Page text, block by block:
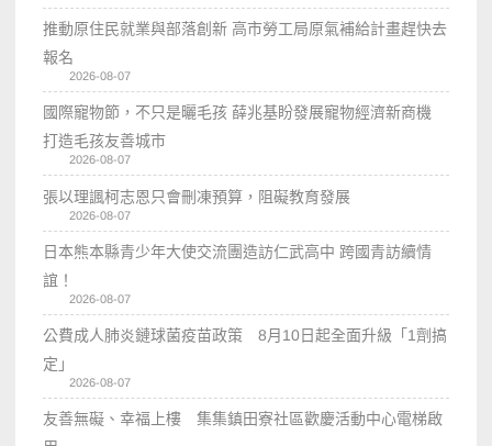
推動原住民就業與部落創新 高市勞工局原氣補給計畫趕快去
報名
2026-08-07
國際寵物節，不只是曬毛孩 薛兆基盼發展寵物經濟新商機
打造毛孩友善城市
2026-08-07
張以理諷柯志恩只會刪凍預算，阻礙教育發展
2026-08-07
日本熊本縣青少年大使交流團造訪仁武高中 跨國青訪續情
誼！
2026-08-07
公費成人肺炎鏈球菌疫苗政策 8月10日起全面升級「1劑搞
定」
2026-08-07
友善無礙、幸福上樓 集集鎮田寮社區歡慶活動中心電梯啟